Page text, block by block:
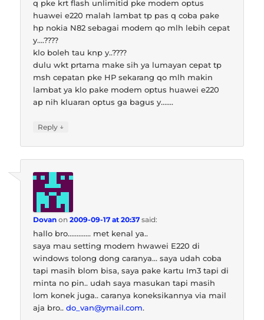
q pke krt flash unlimitid pke modem optus
huawei e220 malah lambat tp pas q coba pake
hp nokia N82 sebagai modem qo mlh lebih cepat
y….????
klo boleh tau knp y..????
dulu wkt prtama make sih ya lumayan cepat tp
msh cepatan pke HP sekarang qo mlh makin
lambat ya klo pake modem optus huawei e220
ap nih kluaran optus ga bagus y…….
Reply ↓
Dovan on2009-09-17 at 20:37 said:
hallo bro…………. met kenal ya..
saya mau setting modem hwawei E220 di
windows tolong dong caranya… saya udah coba
tapi masih blom bisa, saya pake kartu Im3 tapi di
minta no pin.. udah saya masukan tapi masih
lom konek juga.. caranya koneksikannya via mail
aja bro..do_van@ymail.com.